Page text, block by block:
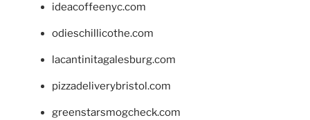
ideacoffeenyc.com
odieschillicothe.com
lacantinitagalesburg.com
pizzadeliverybristol.com
greenstarsmogcheck.com